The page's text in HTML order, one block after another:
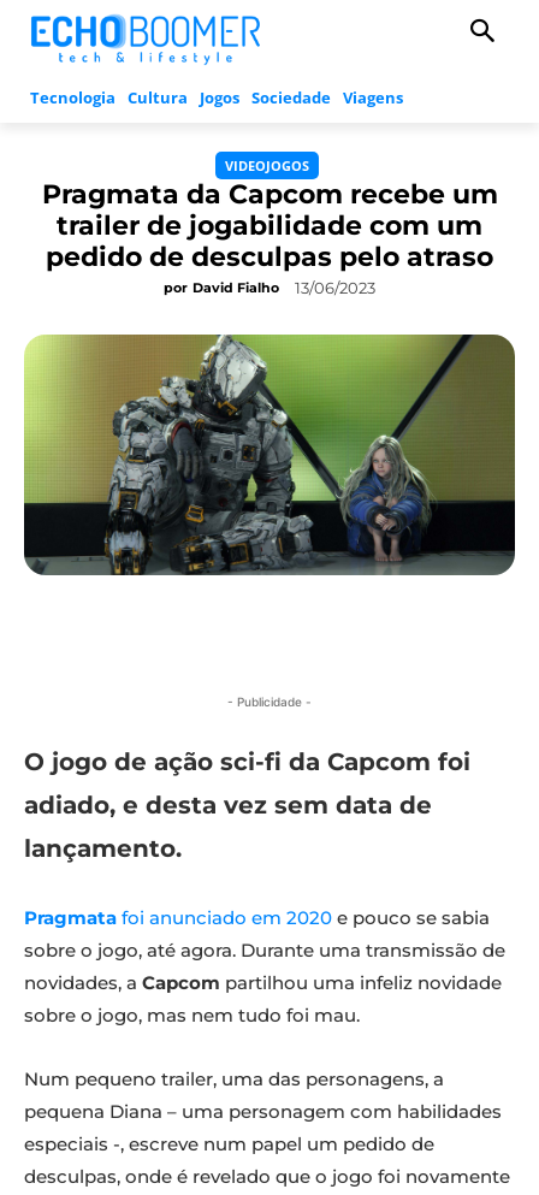
Tecnologia Cultura Jogos Sociedade Viagens
VIDEOJOGOS
Pragmata da Capcom recebe um
trailer de jogabilidade com um
pedido de desculpas pelo atraso
por David Fialho 13/06/2023
- Publicidade -
O jogo de ação sci-fi da Capcom foi
adiado, e desta vez sem data de
lançamento.
Pragmata foi anunciado em 2020 e pouco se sabia
sobre o jogo, até agora. Durante uma transmissão de
novidades, a Capcom partilhou uma infeliz novidade
sobre o jogo, mas nem tudo foi mau.
Num pequeno trailer, uma das personagens, a
pequena Diana – uma personagem com habilidades
especiais -, escreve num papel um pedido de
desculpas, onde é revelado que o jogo foi novamente